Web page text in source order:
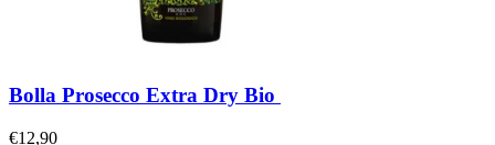
Bolla Prosecco Extra Dry Bio
€12,90